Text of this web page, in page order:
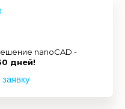
nanoCAD -
дней!